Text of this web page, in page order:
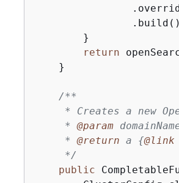
        }
return
    }
/**
* Creates a new
     *
@param
     *
@return a {@link
     */
public